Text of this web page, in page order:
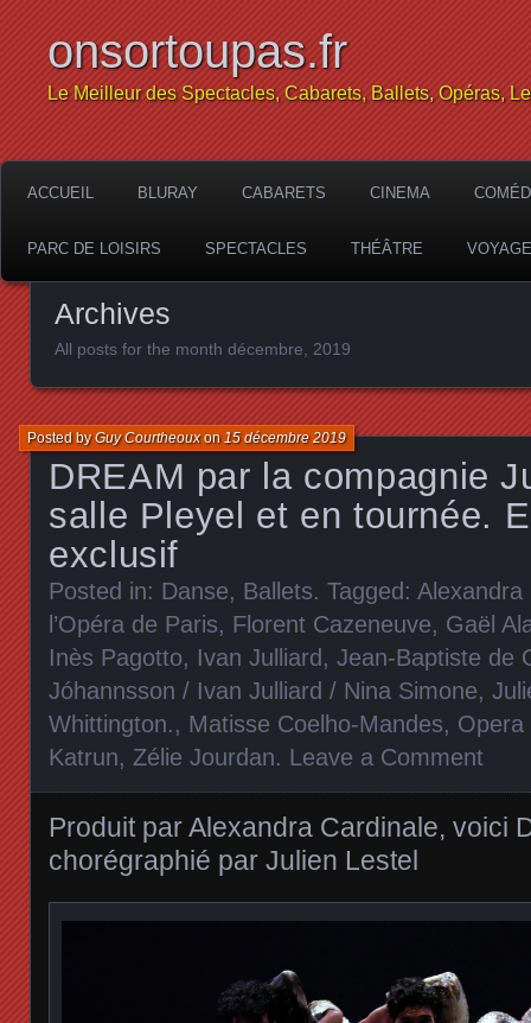
onsortoupas.fr
Le Meilleur des Spectacles, Cabarets, Ballets, Opéras,
ACCUEIL BLURAY CABARETS CINEMA
PARC DE LOISIRS SPECTACLES THÉÂTRE
Archives
All posts for the month décembre, 2019
DREAM par la compagnie
salle Pleyel et en tournée.
exclusif
Posted byGuy Courtheouxon 15 décembre 2019
Posted in: Danse, Ballets. Tagged: Alexandra
l’Opéra de Paris, Florent Cazeneuve, Gaël
Inès Pagotto, Ivan Julliard, Jean-Baptiste de
Jóhannsson / Ivan Julliard / Nina Simone,
Whittington., Matisse Coelho-Mandes, Opera
Katrun, Zélie Jourdan. Leave a Comment
Produit par Alexandra Cardinale, voici
chorégraphié par Julien Lestel